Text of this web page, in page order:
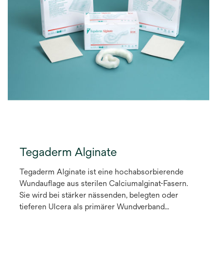
Tegaderm Alginate
Tegaderm Alginate ist eine hochabsorbierende
Wundauflage aus sterilen Calciumalginat-Fasern.
Sie wird bei stärker nässenden, belegten oder
tieferen Ulcera als primärer Wundverband